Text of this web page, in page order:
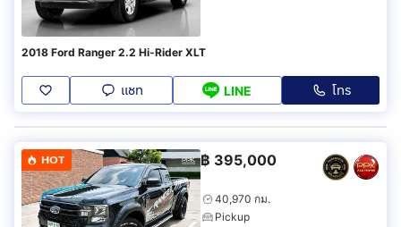
2018 Ford Ranger 2.2 Hi-Rider XLT
แชท LINE โทร
HOT ฿ 395,000
40,970 กม.
Pickup